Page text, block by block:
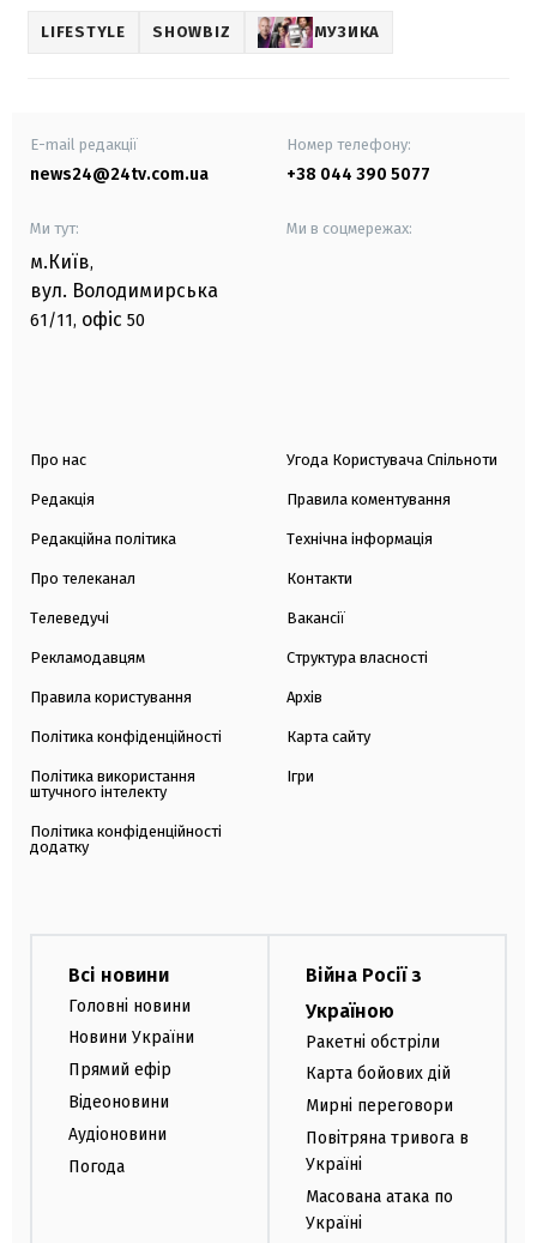
LIFESTYLE SHOWBIZ МУЗИКА
E-mail редакції
news24@24tv.com.ua
Номер телефону:
+38 044 390 5077
Ми тут:
м.Київ,
вул. Володимирська
61/11, офіс 50
Ми в соцмережах:
Про нас
Редакція
Редакційна політика
Про телеканал
Телеведучі
Рекламодавцям
Правила користування
Політика конфіденційності
Політика використання
штучного інтелекту
Політика конфіденційності
додатку
Угода Користувача Спільноти
Правила коментування
Технічна інформація
Контакти
Вакансії
Структура власності
Архів
Карта сайту
Ігри
Всі новини
Головні новини
Новини України
Прямий ефір
Відеоновини
Аудіоновини
Погода
Війна Росії з
Україною
Ракетні обстріли
Карта бойових дій
Мирні переговори
Повітряна тривога в
Україні
Масована атака по
Україні